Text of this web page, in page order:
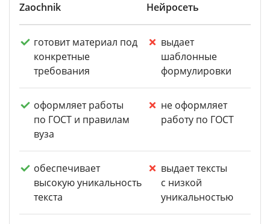
Zaochnik Нейросеть
готовит материал под
конкретные
требования
выдает
шаблонные
формулировки
оформляет работы
по ГОСТ и правилам
вуза
не оформляет
работу по ГОСТ
обеспечивает
высокую уникальность
текста
выдает тексты
с низкой
уникальностью